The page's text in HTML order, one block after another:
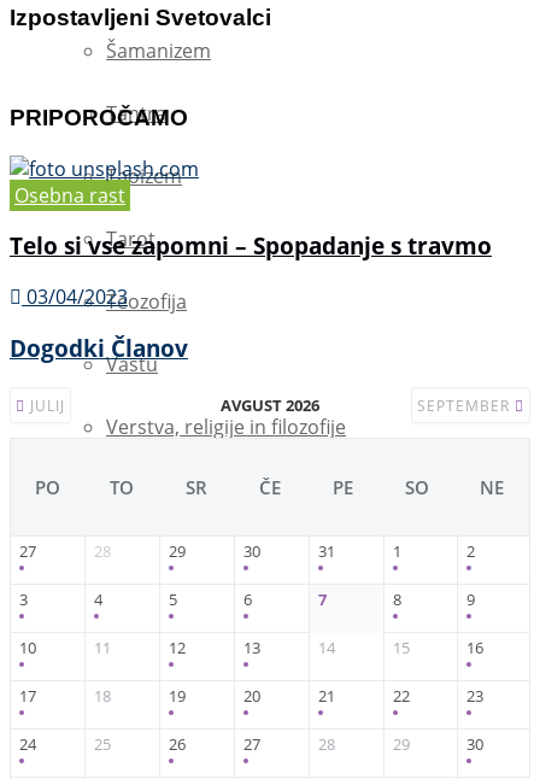
Šamanizem
Tantra
Taoizem
Tarot
Teozofija
Vastu
Verstva, religije in filozofije
Zdravilni zvoki
OSEBNA RAST
Afirmacije
Blog
Izpostavljeni Svetovalci
PRIPOROČAMO
Osebna rast
Telo si vse zapomni – Spopadanje s travmo
03/04/2023
Dogodki Članov
JULIJ AVGUST 2026 SEPTEMBER
PO TO SR ČE PE SO NE
27 28 29 30 31 1 2
3 4 5 6 7 8 9
10 11 12 13 14 15 16
17 18 19 20 21 22 23
24 25 26 27 28 29 30